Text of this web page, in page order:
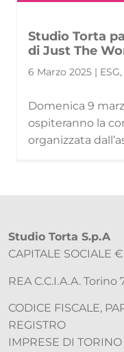
Studio Torta
di Just The
6 Marzo 2025 |
Domenica 9
ospiteranno la
organizzata
Studio Torta S.p.A
CAPITALE SOCIALE
REA C.C.I.A.A. Torino
CODICE FISCALE,
REGISTRO
IMPRESE DI